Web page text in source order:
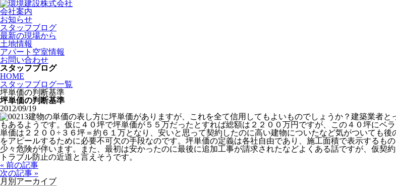
会社案内
お知らせ
スタッフブログ
最新の現場から
土地情報
アパート空室情報
お問い合わせ
スタッフブログ
HOME
スタッフブログ一覧
坪単価の判断基準
坪単価の判断基準
2012/09/19
建物の単価の表し方に坪単価がありますが、これを全て信用してもよいものでしょうか？建築業者
もあるようです。仮に４０坪で坪単価が５５万だったとすれば総額は２２００万円ですが、この４０坪に
単価は２２００÷３６坪＝約６１万となり、安いと思って契約したのに高い建物についたなど気がついても
をアピールするために必要不可欠の手段なのです。坪単価の定義は各社自由であり、施工面積で表示するも
少々危険が伴います。また、最初は安かったのに最後に追加工事が請求されたなどよくある話ですが、仮
トラブル防止の近道と言えそうです。
« 前の記事
次の記事 »
月別アーカイブ